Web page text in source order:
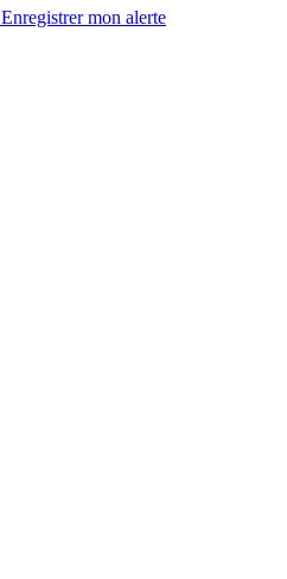
Enregistrermon alerte